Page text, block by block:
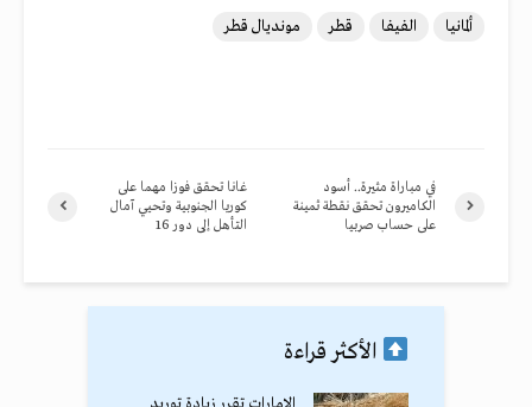
ألمانيا الفيفا قطر مونديال قطر
غانا تحقق فوزا مهما على
كوريا الجنوبية وتحيي آمال
التأهل إلى دور 16
في مباراة مثيرة.. أسود
الكاميرون تحقق نقطة ثمينة
على حساب صربيا
الأكثر قراءة